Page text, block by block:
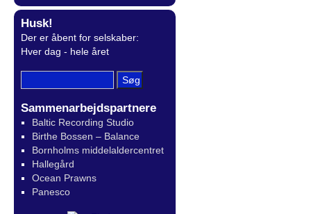
Husk!
Der er åbent for selskaber:
Hver dag - hele året
Sammenarbejdspartnere
Baltic Recording Studio
Birthe Bossen – Balance
Bornholms middelaldercentret
Hallegård
Ocean Prawns
Panesco